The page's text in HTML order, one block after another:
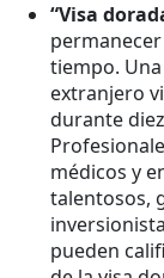
“Visa
tiempo.
extranjero
durante
médicos y
talentosos,
pueden